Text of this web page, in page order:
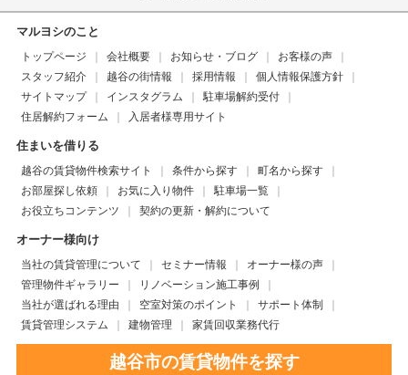
マルヨシのこと
トップページ 会社概要 お知らせ・ブログ
お客様の声
スタッフ紹介
越谷の街情報 採用情報
個人情報保護方針
サイトマップ
インスタグラム
駐車場解約受付
住居解約フォーム
入居者様専用サイト
住まいを借りる
越谷の賃貸物件検索サイト 条件から探す
町名から探す
お部屋探し依頼
お気に入り物件
駐車場一覧
お役立ちコンテンツ
契約の更新・解約について
オーナー様向け
当社の賃貸管理について セミナー情報
オーナー様の声
管理物件ギャラリー
リノベーション施工事例
当社が選ばれる理由
空室対策のポイント
サポート体制
賃貸管理システム
建物管理 家賃回収業務代行
越谷市の賃貸物件を探す